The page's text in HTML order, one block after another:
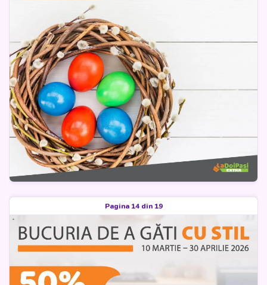
Pagina 14 din 19